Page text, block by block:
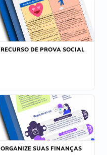
RECURSO DE PROVA SOCIAL
ORGANIZE SUAS FINANÇAS